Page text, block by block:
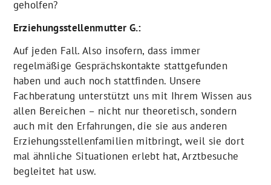
geholfen?
Erziehungsstellenmutter G.:
Auf jeden Fall. Also insofern, dass immer
regelmäßige Gesprächskontakte stattgefunden
haben und auch noch stattfinden. Unsere
Fachberatung unterstützt uns mit Ihrem Wissen aus
allen Bereichen – nicht nur theoretisch, sondern
auch mit den Erfahrungen, die sie aus anderen
Erziehungsstellenfamilien mitbringt, weil sie dort
mal ähnliche Situationen erlebt hat, Arztbesuche
begleitet hat usw.